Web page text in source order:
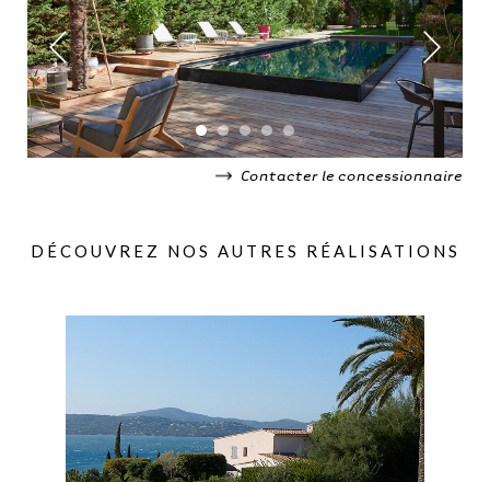
Contacter le concessionnaire
DÉCOUVREZ NOS AUTRES RÉALISATIONS